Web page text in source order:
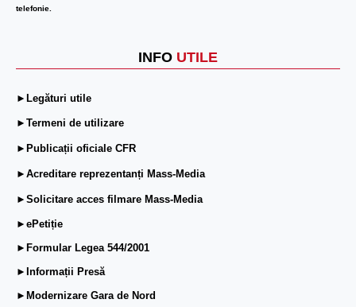
telefonie.
INFO UTILE
►Legături utile
►Termeni de utilizare
►Publicații oficiale CFR
►Acreditare reprezentanți Mass-Media
►Solicitare acces filmare Mass-Media
►ePetiție
►Formular Legea 544/2001
►Informații Presă
►Modernizare Gara de Nord